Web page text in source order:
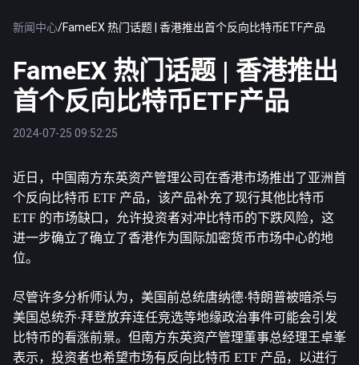
新闻中心/FameEX 热门话题 | 香港推出首个反向比特币ETF产品
FameEX 热门话题 | 香港推出
首个反向比特币ETF产品
2024-07-25 09:52:25
近日，中国南方东英资产管理公司在香港市场推出了亚洲首
个反向 比特币 ETF 产品，该产品补充了现行其他比特币
ETF 的市场缺口，允许投资者对冲比特币的下跌风险，这
进一步确立了确立了香港作为国际加密货币市场中心的地
位。
尽管许多分析师认为，美国前总统唐纳德·特朗普被暗杀与
美国总统乔·拜登放弃连任竞选等地缘政治事件可能会引发
比特币的看涨前景。但南方东英资产管理董事总经理王卓峯
表示，投资者也希望市场有反向比特币 ETF 产品，以进行